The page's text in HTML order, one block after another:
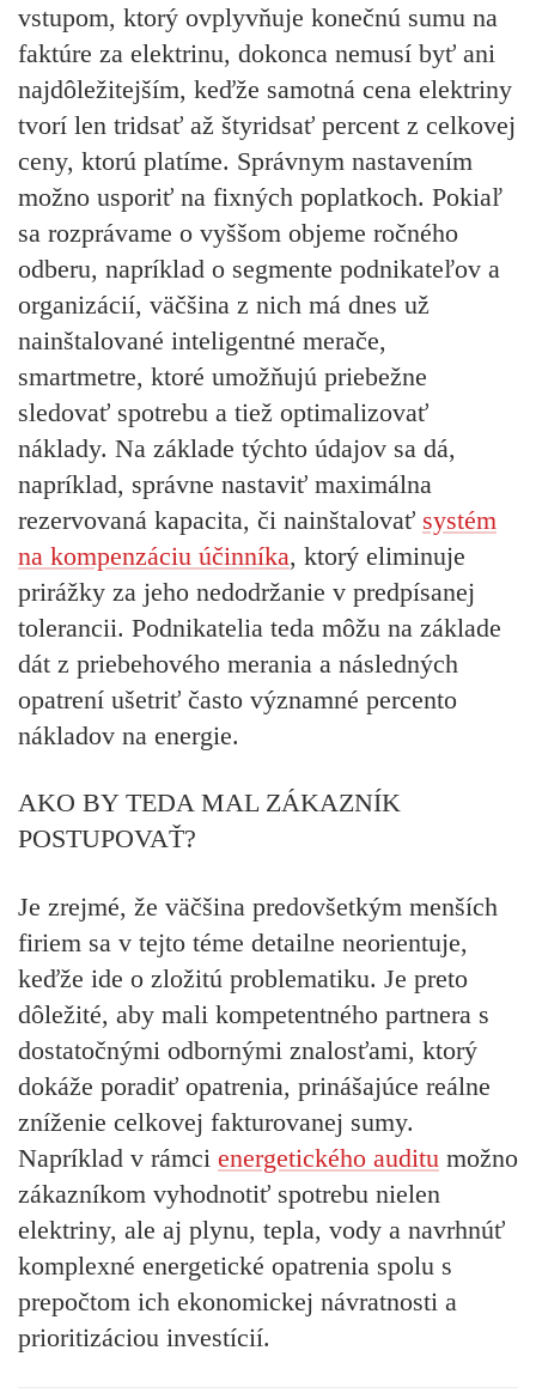
vstupom, ktorý ovplyvňuje konečnú sumu na
faktúre za elektrinu, dokonca nemusí byť ani
najdôležitejším, keďže samotná cena elektriny
tvorí len tridsať až štyridsať percent z celkovej
ceny, ktorú platíme. Správnym nastavením
možno usporiť na fixných poplatkoch. Pokiaľ
sa rozprávame o vyššom objeme ročného
odberu, napríklad o segmente podnikateľov a
organizácií, väčšina z nich má dnes už
nainštalované inteligentné merače,
smartmetre, ktoré umožňujú priebežne
sledovať spotrebu a tiež optimalizovať
náklady. Na základe týchto údajov sa dá,
napríklad, správne nastaviť maximálna
rezervovaná kapacita, či nainštalovať systém
na kompenzáciu účinníka, ktorý eliminuje
prirážky za jeho nedodržanie v predpísanej
tolerancii. Podnikatelia teda môžu na základe
dát z priebehového merania a následných
opatrení ušetriť často významné percento
nákladov na energie.
AKO BY TEDA MAL ZÁKAZNÍK
POSTUPOVAŤ?
Je zrejmé, že väčšina predovšetkým menších
firiem sa v tejto téme detailne neorientuje,
keďže ide o zložitú problematiku. Je preto
dôležité, aby mali kompetentného partnera s
dostatočnými odbornými znalosťami, ktorý
dokáže poradiť opatrenia, prinášajúce reálne
zníženie celkovej fakturovanej sumy.
Napríklad v rámci energetického auditu možno
zákazníkom vyhodnotiť spotrebu nielen
elektriny, ale aj plynu, tepla, vody a navrhnúť
komplexné energetické opatrenia spolu s
prepočtom ich ekonomickej návratnosti a
prioritizáciou investícií.